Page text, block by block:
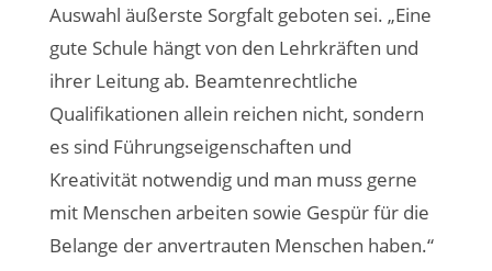
Auswahl äußerste Sorgfalt geboten sei. „Eine
gute Schule hängt von den Lehrkräften und
ihrer Leitung ab. Beamtenrechtliche
Qualifikationen allein reichen nicht, sondern
es sind Führungseigenschaften und
Kreativität notwendig und man muss gerne
mit Menschen arbeiten sowie Gespür für die
Belange der anvertrauten Menschen haben.“